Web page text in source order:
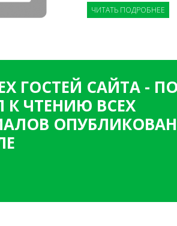
ЧИТАТЬ ПОДРОБНЕЕ
ГОСТЕЙ САЙТА -
К ЧТЕНИЮ ВСЕХ